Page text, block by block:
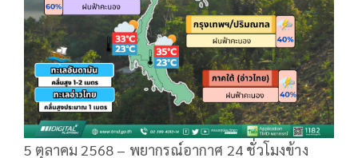
5 ตุลาคม 2568 – พยากรณ์อากาศ 24 ชั่วโมงข้าง